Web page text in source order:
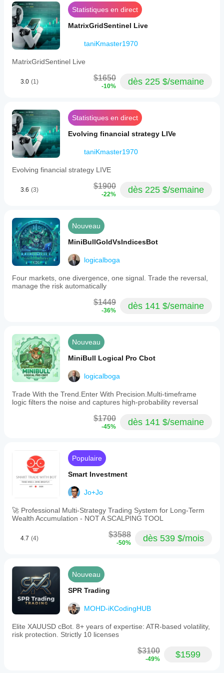
Statistiques en direct
MatrixGridSentinel Live
taniKmaster1970
MatrixGridSentinel Live
3.0 (1) $1650
-10% dès 225 $/semaine
Statistiques en direct
Evolving financial strategy LIVe
taniKmaster1970
Evolving financial strategy LIVE
3.6 (3) $1900
-22% dès 225 $/semaine
Nouveau
MiniBullGoldVsIndicesBot
logicalboga
Four markets, one divergence, one signal. Trade the reversal,
manage the risk automatically
$1449
-36% dès 141 $/semaine
Nouveau
MiniBull Logical Pro Cbot
logicalboga
Trade With the Trend.Enter With Precision.Multi-timeframe
logic filters the noise and captures high-probability reversal
$1700
-45% dès 141 $/semaine
Populaire
Smart Investment
Jo+Jo
🚀 Professional Multi-Strategy Trading System for Long-Term
Wealth Accumulation - NOT A SCALPING TOOL
4.7 (4) $3588
-50% dès 539 $/mois
Nouveau
SPR Trading
MOHD-iKCodingHUB
Elite XAUUSD cBot. 8+ years of expertise: ATR-based volatility,
risk protection. Strictly 10 licenses
$3100
-49% $1599